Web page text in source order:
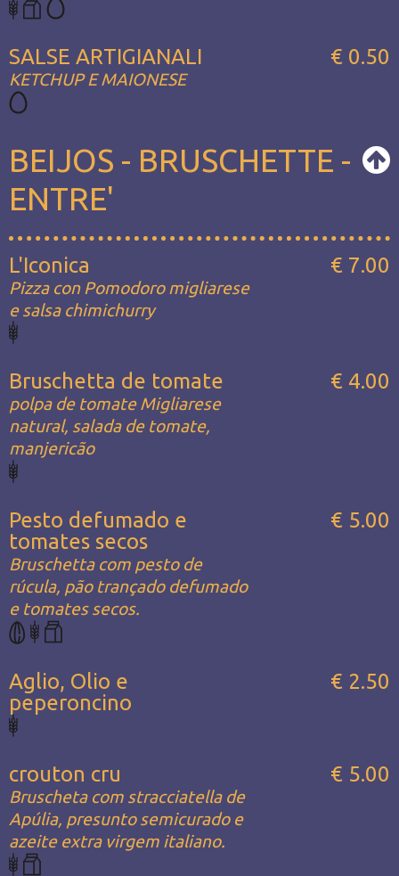
SALSE ARTIGIANALI
KETCHUP E MAIONESE
€ 0.50
BEIJOS - BRUSCHETTE -
ENTRE'
L'Iconica
Pizza con Pomodoro migliarese
e salsa chimichurry
€ 7.00
Bruschetta de tomate
polpa de tomate Migliarese
natural, salada de tomate,
manjericão
€ 4.00
Pesto defumado e
tomates secos
Bruschetta com pesto de
rúcula, pão trançado defumado
e tomates secos.
€ 5.00
Aglio, Olio e
peperoncino
€ 2.50
crouton cru
Bruscheta com stracciatella de
Apúlia, presunto semicurado e
azeite extra virgem italiano.
€ 5.00